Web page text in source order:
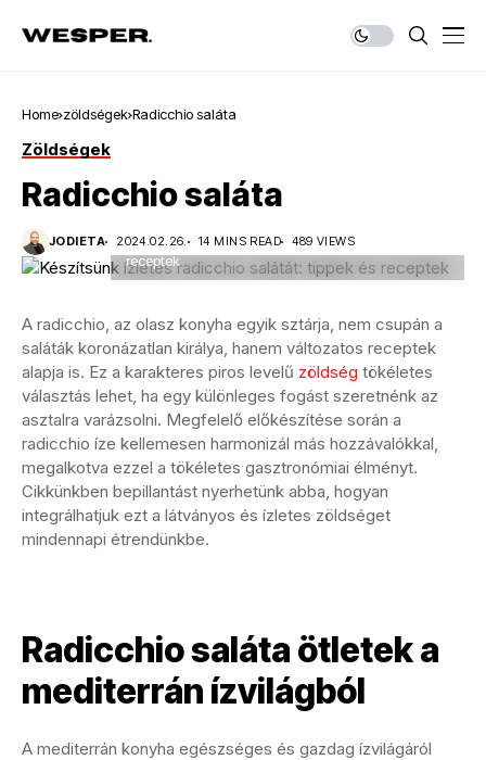
Home zöldségek Radicchio saláta
Zöldségek
Radicchio saláta
JODIETA 2024.02.26. 14 MINS READ 489 VIEWS
Készítsünk ízletes radicchio salátát: tippek és
receptek
A radicchio, az olasz konyha egyik sztárja, nem csupán a
saláták koronázatlan királya, hanem változatos receptek
alapja is. Ez a karakteres piros levelű zöldség tökéletes
választás lehet, ha egy különleges fogást szeretnénk az
asztalra varázsolni. Megfelelő előkészítése során a
radicchio íze kellemesen harmonizál más hozzávalókkal,
megalkotva ezzel a tökéletes gasztronómiai élményt.
Cikkünkben bepillantást nyerhetünk abba, hogyan
integrálhatjuk ezt a látványos és ízletes zöldséget
mindennapi étrendünkbe.
Radicchio saláta ötletek a
mediterrán ízvilágból
A mediterrán konyha egészséges és gazdag ízvilágáról